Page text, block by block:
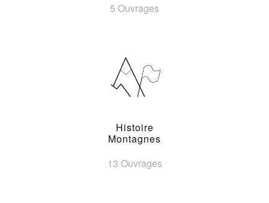
5 Ouvrages
Histoire
Montagnes
13 Ouvrages